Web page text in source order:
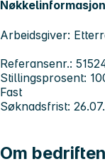
Arbeidsgiver:
Referansenr.:
Stillingsprosent:
Fast
Søknadsfrist:
Om bedriften